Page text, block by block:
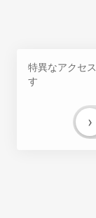
特異なアクセ
す
›